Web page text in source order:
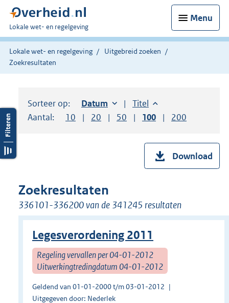
Menu
U
bent
hier:
Lokale wet- en regelgeving
Lokale wet- en regelgeving
Uitgebreid zoeken
Zoekresultaten
Sorteer op: Sorteer op:
Datum oplopendSorteer op:
Titel oplopend
Aantal:
Toon
10 resultaten per pagina
Toon
20 resultaten per pagina
Toon
50 resultaten per pagina
Toon
100 resultaten per
Toon
200
Download
Zoekresultaten
336101-336200 van de 341245 resultaten
Legesverordening 2011
Regeling vervallen per 04-01-2012
Uitwerkingtredingdatum 04-01-2012
Geldend van 01-01-2000 t/m 03-01-2012
Uitgegeven door: Nederlek